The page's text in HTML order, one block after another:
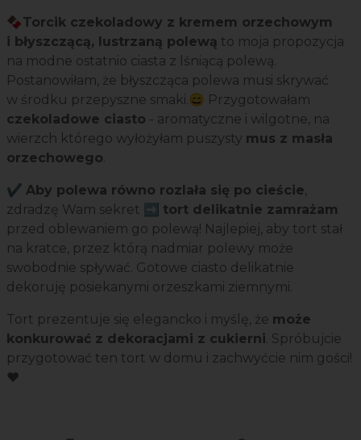
🍫Torcik czekoladowy z kremem orzechowym
i błyszczącą, lustrzaną polewą to moja propozycja
na modne ostatnio ciasta z lśniącą polewą.
Postanowiłam, że błyszcząca polewa musi skrywać
w środku przepyszne smaki.😄 Przygotowałam
czekoladowe ciasto - aromatyczne i wilgotne, na
wierzch którego wyłożyłam puszysty mus z masła
orzechowego.
✔️ Aby polewa równo rozlała się po cieście,
zdradzę Wam sekret ➡️ tort delikatnie zamrażam
przed oblewaniem go polewą! Najlepiej, aby tort stał
na kratce, przez którą nadmiar polewy może
swobodnie spływać. Gotowe ciasto delikatnie
dekoruję posiekanymi orzeszkami ziemnymi.
Tort prezentuje się elegancko i myślę, że może
konkurować z dekoracjami z cukierni. Spróbujcie
przygotować ten tort w domu i zachwyćcie nim gości!
❤️